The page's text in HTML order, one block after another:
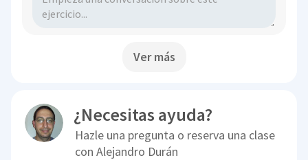
Ver más
¿Necesitas ayuda?
Hazle una pregunta o reserva una clase
conAlejandro Durán